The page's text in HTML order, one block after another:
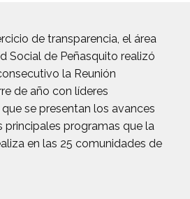
de transparencia, el área
Social de Peñasquito realizó
la Reunión
de año con líderes
se presentan los avances
principales programas que la
en las 25 comunidades de